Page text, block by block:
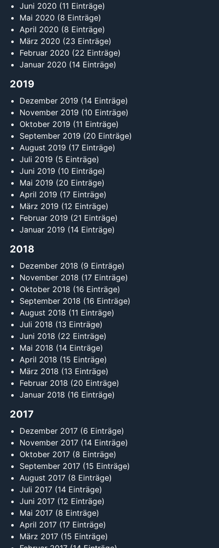
Juni 2020 (11 Einträge)
Mai 2020 (8 Einträge)
April 2020 (8 Einträge)
März 2020 (23 Einträge)
Februar 2020 (22 Einträge)
Januar 2020 (14 Einträge)
2019
Dezember 2019 (14 Einträge)
November 2019 (10 Einträge)
Oktober 2019 (11 Einträge)
September 2019 (20 Einträge)
August 2019 (17 Einträge)
Juli 2019 (5 Einträge)
Juni 2019 (10 Einträge)
Mai 2019 (20 Einträge)
April 2019 (17 Einträge)
März 2019 (12 Einträge)
Februar 2019 (21 Einträge)
Januar 2019 (14 Einträge)
2018
Dezember 2018 (9 Einträge)
November 2018 (17 Einträge)
Oktober 2018 (16 Einträge)
September 2018 (16 Einträge)
August 2018 (11 Einträge)
Juli 2018 (13 Einträge)
Juni 2018 (22 Einträge)
Mai 2018 (14 Einträge)
April 2018 (15 Einträge)
März 2018 (13 Einträge)
Februar 2018 (20 Einträge)
Januar 2018 (16 Einträge)
2017
Dezember 2017 (6 Einträge)
November 2017 (14 Einträge)
Oktober 2017 (8 Einträge)
September 2017 (15 Einträge)
August 2017 (8 Einträge)
Juli 2017 (14 Einträge)
Juni 2017 (12 Einträge)
Mai 2017 (8 Einträge)
April 2017 (17 Einträge)
März 2017 (15 Einträge)